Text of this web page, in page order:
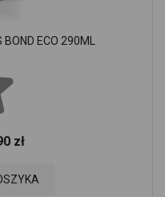
BOND ECO 290ML
zł